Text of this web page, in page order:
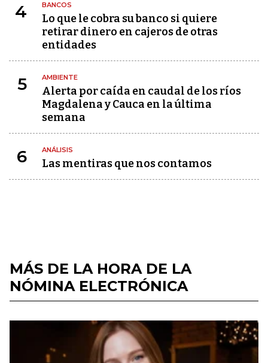
4 BANCOS
Lo que le cobra su banco si quiere
retirar dinero en cajeros de otras
entidades
5 AMBIENTE
Alerta por caída en caudal de los ríos
Magdalena y Cauca en la última
semana
6 ANÁLISIS
Las mentiras que nos contamos
MÁS DE LA HORA DE LA
NÓMINA ELECTRÓNICA